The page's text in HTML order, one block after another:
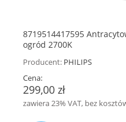
8719514417595
ogród 2700K
Producent: PHILIPS
Cena:
299,00 zł
zawiera 23% VAT, bez